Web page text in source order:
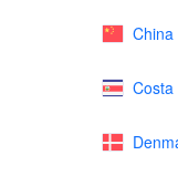
China
Costa